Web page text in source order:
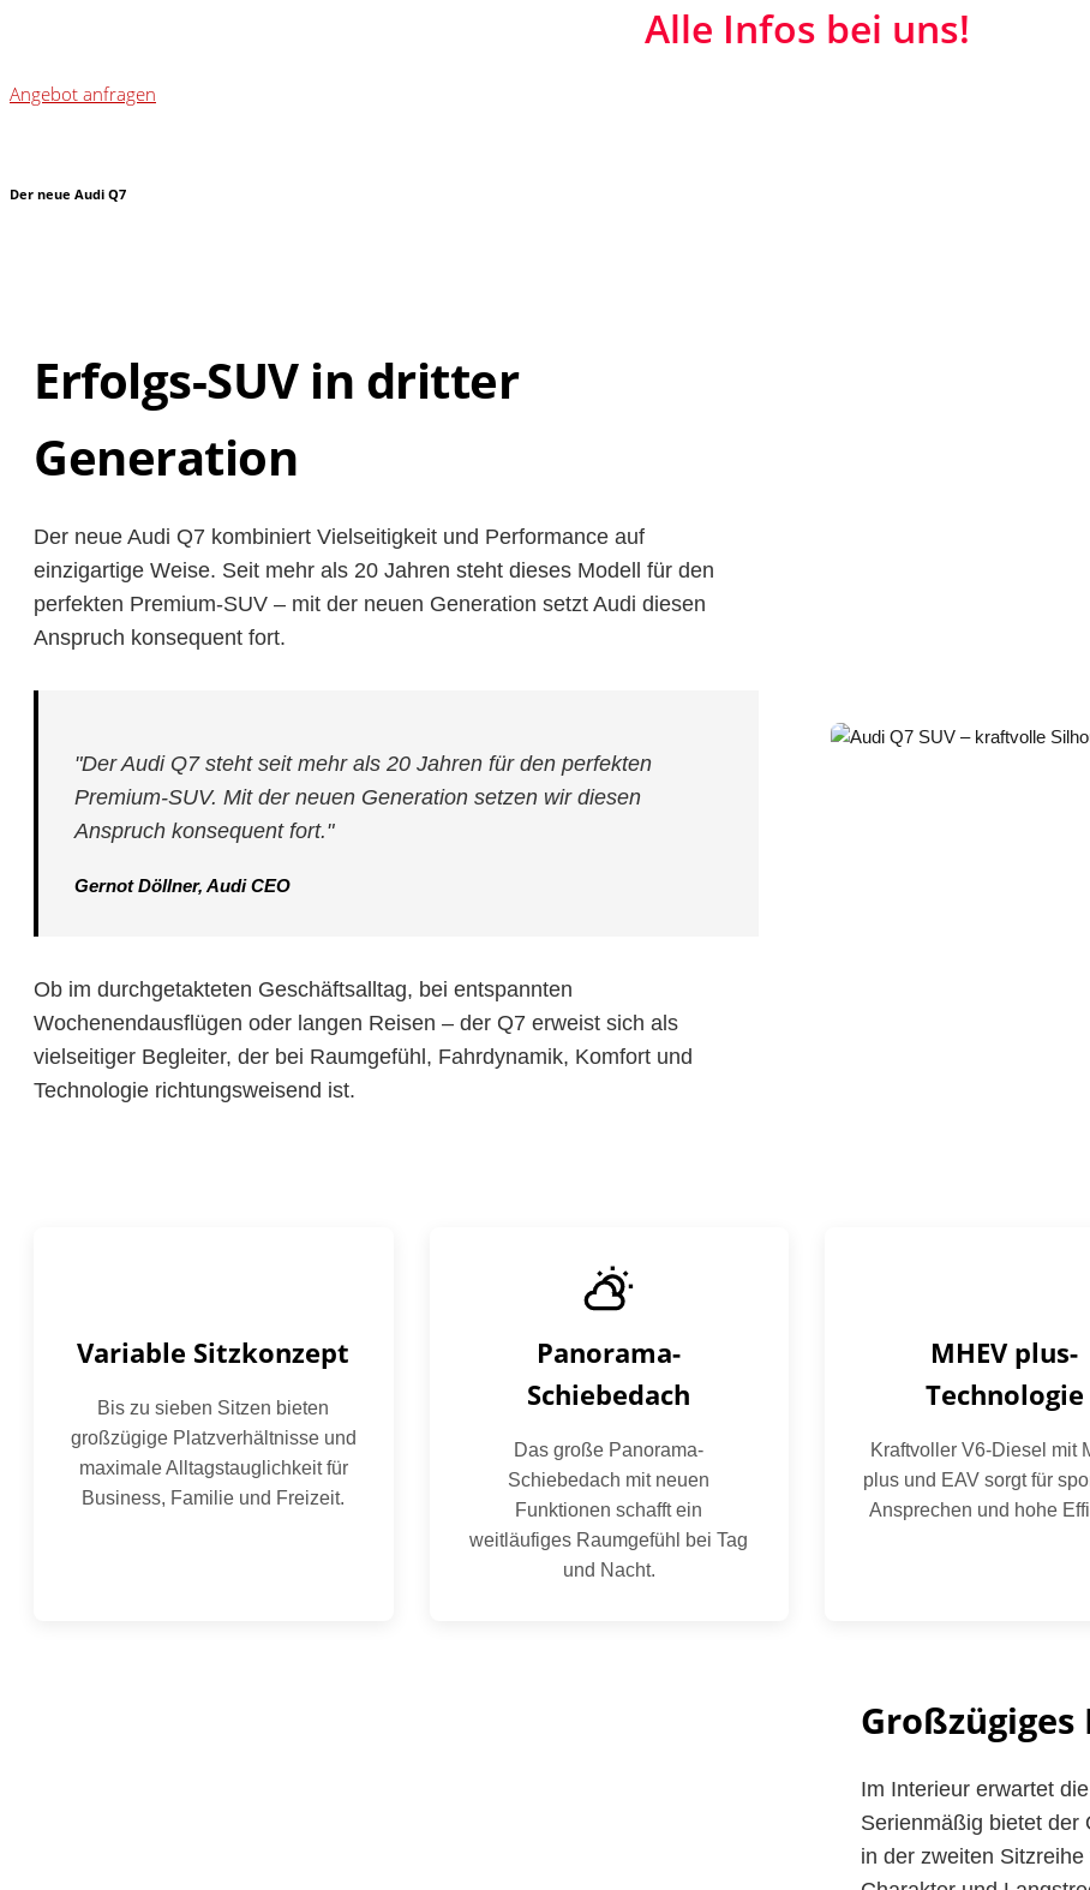
Alle Infos bei uns!
Angebot anfragen
Der neue Audi Q7
Erfolgs-SUV in dritter
Generation
Der neue Audi Q7 kombiniert Vielseitigkeit und Performance auf
einzigartige Weise. Seit mehr als 20 Jahren steht dieses Modell für den
perfekten Premium-SUV – mit der neuen Generation setzt Audi diesen
Anspruch konsequent fort.
"Der Audi Q7 steht seit mehr als 20 Jahren für den perfekten
Premium-SUV. Mit der neuen Generation setzen wir diesen
Anspruch konsequent fort."
Gernot Döllner, Audi CEO
Ob im durchgetakteten Geschäftsalltag, bei entspannten
Wochenendausflügen oder langen Reisen – der Q7 erweist sich als
vielseitiger Begleiter, der bei Raumgefühl, Fahrdynamik, Komfort und
Technologie richtungsweisend ist.
Variable Sitzkonzept
Bis zu sieben Sitzen bieten
großzügige Platzverhältnisse und
maximale Alltagstauglichkeit für
Business, Familie und Freizeit.
Panorama-
Schiebedach
Das große Panorama-
Schiebedach mit neuen
Funktionen schafft ein
weitläufiges Raumgefühl bei Tag
und Nacht.
MHEV plus-
Technologie
Kraftvoller V6-Diesel mit
plus und EAV sorgt für
Ansprechen und hohe
Im Interieur erwartet
Serienmäßig bietet der
in der zweiten